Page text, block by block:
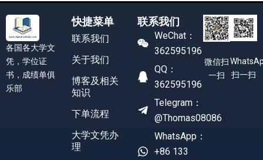
各国各大学文
凭，学位证
书，成绩单俱
乐部
快捷菜单
联系我们
关于我们
博客及相关
知识
下单流程
大学文凭办
理
联系我们
WeChat：
362595196
QQ：
362595196
Telegram：
@Thomas08086
WhatsApp：
+86 133
微信扫
一扫
扫一扫